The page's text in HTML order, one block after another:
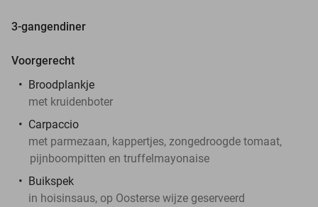
3-gangendiner
Voorgerecht
Broodplankje
met kruidenboter
Carpaccio
met parmezaan, kappertjes, zongedroogde tomaat,
pijnboompitten en truffelmayonaise
Buikspek
in hoisinsaus, op Oosterse wijze geserveerd